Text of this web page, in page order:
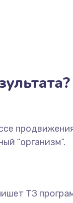
“организм”.
ТЗ